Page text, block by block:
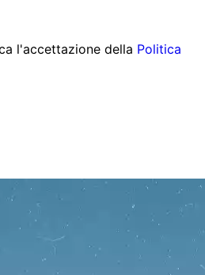
l'accettazione della Politica
Ho perso il mio biglietto
evento